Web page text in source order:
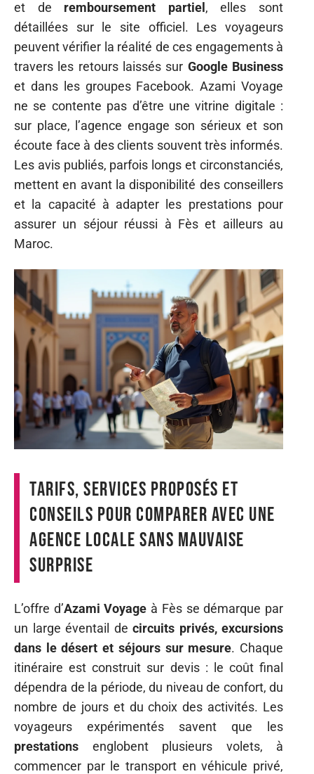
et de remboursement partiel, elles sont
détaillées sur le site officiel. Les voyageurs
peuvent vérifier la réalité de ces engagements à
travers les retours laissés sur Google Business
et dans les groupes Facebook. Azami Voyage
ne se contente pas d’être une vitrine digitale :
sur place, l’agence engage son sérieux et son
écoute face à des clients souvent très informés.
Les avis publiés, parfois longs et circonstanciés,
mettent en avant la disponibilité des conseillers
et la capacité à adapter les prestations pour
assurer un séjour réussi à Fès et ailleurs au
Maroc.
Tarifs, services proposés et
conseils pour comparer avec une
agence locale sans mauvaise
surprise
L’offre d’Azami Voyage à Fès se démarque par
un large éventail de circuits privés, excursions
dans le désert et séjours sur mesure. Chaque
itinéraire est construit sur devis : le coût final
dépendra de la période, du niveau de confort, du
nombre de jours et du choix des activités. Les
voyageurs expérimentés savent que les
prestations englobent plusieurs volets, à
commencer par le transport en véhicule privé,